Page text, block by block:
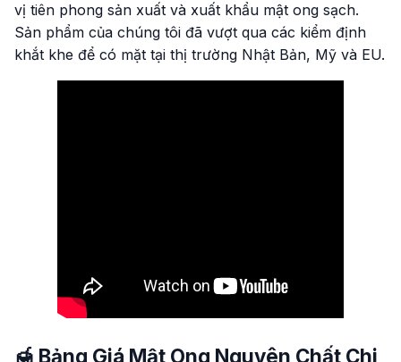
vị tiên phong sản xuất và xuất khẩu mật ong sạch.
Sản phẩm của chúng tôi đã vượt qua các kiểm định
khắt khe để có mặt tại thị trường Nhật Bản, Mỹ và EU.
🍯 Bảng Giá Mật Ong Nguyên Chất Chi